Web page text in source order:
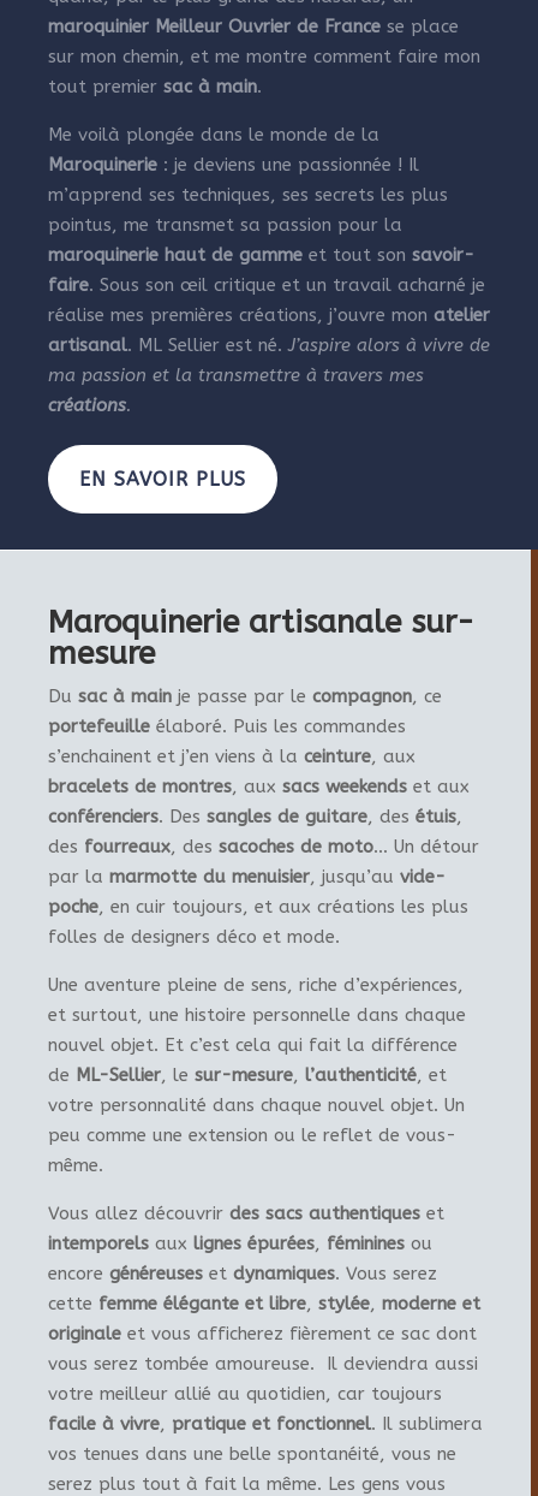
maroquinier Meilleur Ouvrier de France se place
sur mon chemin, et me montre comment faire mon
tout premier sac à main.
Me voilà plongée dans le monde de la
Maroquinerie : je deviens une passionnée ! Il
m’apprend ses techniques, ses secrets les plus
pointus, me transmet sa passion pour la
maroquinerie haut de gamme et tout son savoir-
faire. Sous son œil critique et un travail acharné je
réalise mes premières créations, j’ouvre mon atelier
artisanal. ML Sellier est né. J’aspire alors à vivre de
ma passion et la transmettre à travers mes
créations.
EN SAVOIR PLUS
Maroquinerie artisanale sur-
mesure
Du sac à main je passe par le compagnon, ce
portefeuille élaboré. Puis les commandes
s’enchainent et j’en viens à la ceinture, aux
bracelets de montres, aux sacs weekends et aux
conférenciers. Des sangles de guitare, des étuis,
des fourreaux, des sacoches de moto… Un détour
par la marmotte du menuisier, jusqu’au vide-
poche, en cuir toujours, et aux créations les plus
folles de designers déco et mode.
Une aventure pleine de sens, riche d’expériences,
et surtout, une histoire personnelle dans chaque
nouvel objet. Et c’est cela qui fait la différence
de ML-Sellier, le sur-mesure, l’authenticité, et
votre personnalité dans chaque nouvel objet. Un
peu comme une extension ou le reflet de vous-
même.
Vous allez découvrir des sacs authentiques et
intemporels aux lignes épurées, féminines ou
encore généreuses et dynamiques. Vous serez
cette femme élégante et libre, stylée, moderne et
originale et vous afficherez fièrement ce sac dont
vous serez tombée amoureuse. Il deviendra aussi
votre meilleur allié au quotidien, car toujours
facile à vivre, pratique et fonctionnel. Il sublimera
vos tenues dans une belle spontanéité, vous ne
serez plus tout à fait la même. Les gens vous